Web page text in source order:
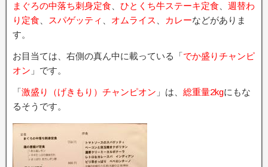
まぐろの中落ち刺身定食 ひとくち牛ステーキ定食
週替わ
り定食
スパゲッティ オムライス カレーなどがありま
す。
お目当ては、右側の真ん中に載っている「でか盛りチャンピ
オン 」です。
「激盛り（げきもり）チャンピオン 」は、 総重量2kgにもな
るそうです。